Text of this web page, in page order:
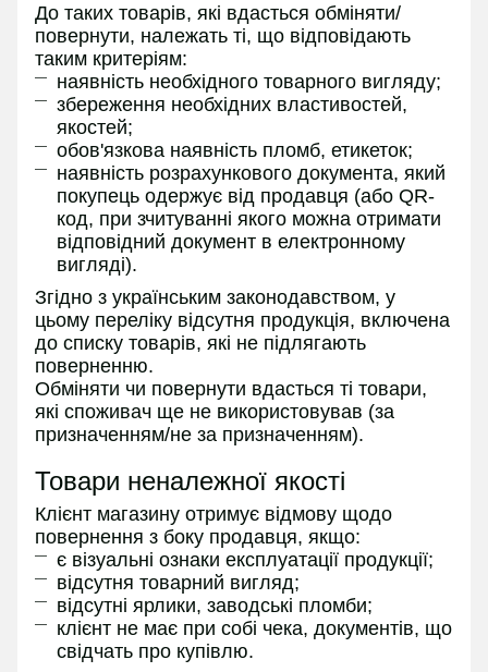
До таких товарів, які вдасться обміняти/
повернути, належать ті, що відповідають
таким критеріям:
наявність необхідного товарного вигляду;
збереження необхідних властивостей,
якостей;
обов'язкова наявність пломб, етикеток;
наявність розрахункового документа, який
покупець одержує від продавця (або QR-
код, при зчитуванні якого можна отримати
відповідний документ в електронному
вигляді).
Згідно з українським законодавством, у
цьому переліку відсутня продукція, включена
до списку товарів, які не підлягають
поверненню.
Обміняти чи повернути вдасться ті товари,
які споживач ще не використовував (за
призначенням/не за призначенням).
Товари неналежної якості
Клієнт магазину отримує відмову щодо
повернення з боку продавця, якщо:
є візуальні ознаки експлуатації продукції;
відсутня товарний вигляд;
відсутні ярлики, заводські пломби;
клієнт не має при собі чека, документів, що
свідчать про купівлю.